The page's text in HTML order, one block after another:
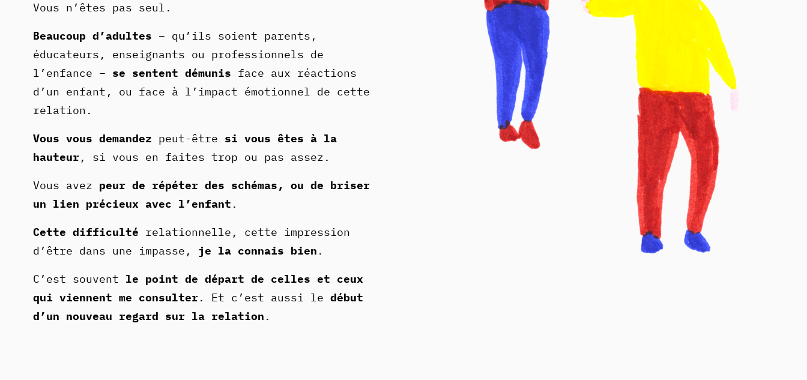
Vous n’êtes pas seul.
Beaucoup d’adultes – qu’ils soient parents,
éducateurs, enseignants ou professionnels de
l’enfance – se sentent démunis face aux réactions
d’un enfant, ou face à l’impact émotionnel de cette
relation.
Vous vous demandez peut-être si vous êtes à la
hauteur, si vous en faites trop ou pas assez.
Vous avez peur de répéter des schémas, ou de briser
un lien précieux avec l’enfant .
Cette difficulté relationnelle, cette impression
d’être dans une impasse, je la connais bien .
C’est souvent le point de départ de celles et ceux
qui viennent me consulter. Et c’est aussi le début
d’un nouveau regard sur la relation .